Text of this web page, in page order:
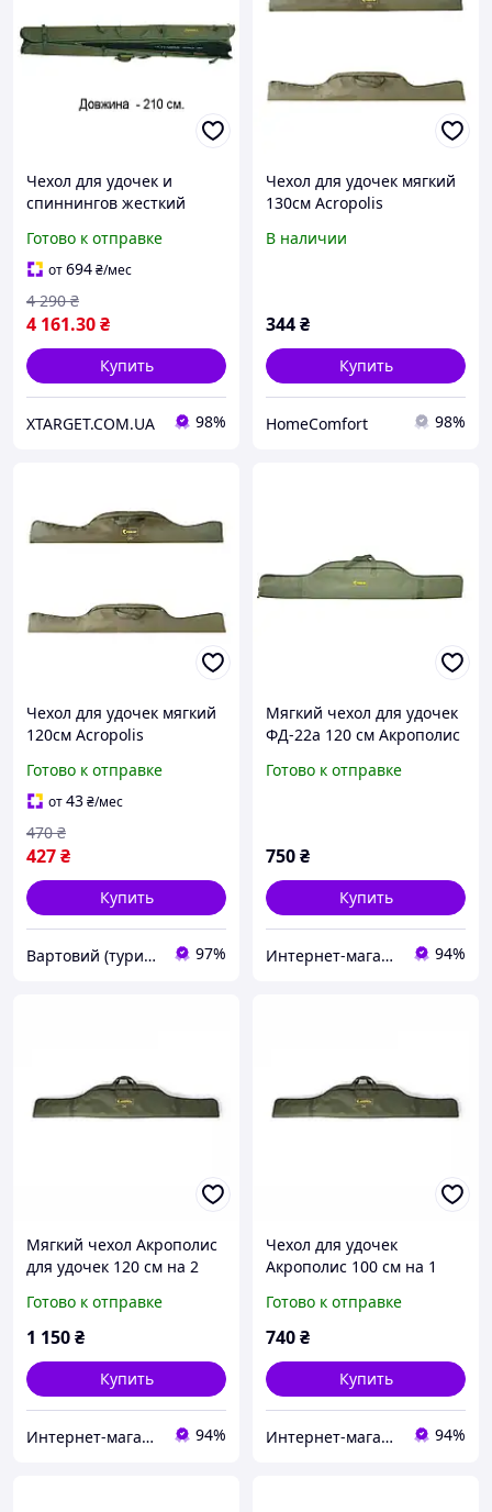
Чехол для удочек и
спиннингов жесткий
Готово к отправке
от694₴/мес
4 161.30₴
4 290 ₴
Купить
XTARGET.COM.UA 98%
Чехол для удочек мягкий
130см Acropolis
В наличии
344₴
Купить
HomeComfort 98%
Чехол для удочек мягкий
120см Acropolis
Готово к отправке
от43₴/мес
427₴
470 ₴
Купить
Вартовий (туризм, охота и рыбалка) 97%
Мягкий чехол для удочек
ФД-22а 120 см Акрополис
Готово к отправке
750₴
Купить
Интернет-магазин рыболовных товаров "Планета рыбака" 94%
Мягкий чехол Акрополис
для удочек 120 см на 2
Готово к отправке
1 150₴
Купить
Интернет-магазин рыболовных товаров "Планета рыбака" 94%
Чехол для удочек
Акрополис 100 см на 1
Готово к отправке
740₴
Купить
Интернет-магазин рыболовных товаров "Планета рыбака" 94%